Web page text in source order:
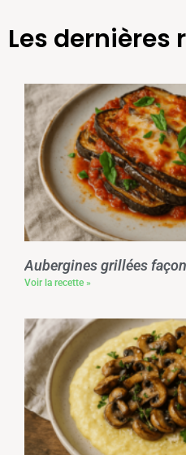
Les dernières
Aubergines grillées
Voir la recette »